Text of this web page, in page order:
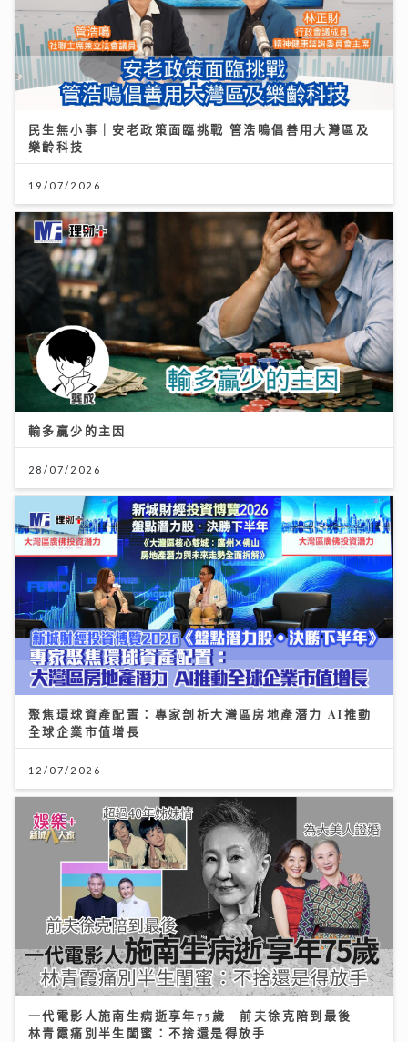
民生無小事｜安老政策面臨挑戰 管浩鳴倡善用大灣區及
樂齡科技
19/07/2026
輸多贏少的主因
28/07/2026
聚焦環球資產配置：專家剖析大灣區房地產潛力 AI推動
全球企業市值增長
12/07/2026
一代電影人施南生病逝享年75歲 前夫徐克陪到最後
林青霞痛別半生閨蜜：不捨還是得放手